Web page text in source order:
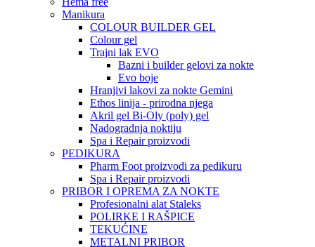
Manikura
COLOUR BUILDER GEL
Colour gel
Trajni lak EVO
Bazni i builder gelovi za nokte
Evo boje
Hranjivi lakovi za nokte Gemini
Ethos linija - prirodna njega
Akril gel Bi-Oly (poly) gel
Nadogradnja noktiju
Spa i Repair proizvodi
PEDIKURA
Pharm Foot proizvodi za pedikuru
Spa i Repair proizvodi
PRIBOR I OPREMA ZA NOKTE
Profesionalni alat Staleks
POLIRKE I RAŠPICE
TEKUĆINE
METALNI PRIBOR